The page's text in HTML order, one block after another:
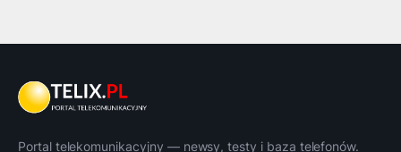
Portal telekomunikacyjny — newsy, testy i baza telefonów.